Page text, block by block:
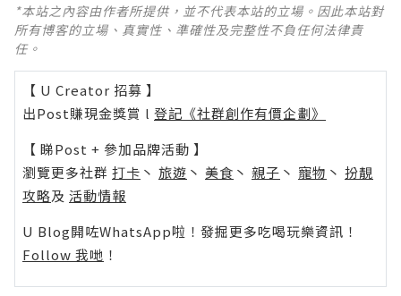
*本站之內容由作者所提供，並不代表本站的立場。因此本站對
所有博客的立場、真實性、準確性及完整性不負任何法律責
任。
【 U Creator 招募 】
出Post賺現金獎賞 l 登記《社群創作有價企劃》
【 睇Post + 參加品牌活動 】
瀏覽更多社群 打卡 丶 旅遊 丶 美食 丶 親子 丶 寵物 丶 扮靚
攻略及 活動情報
U Blog開咗WhatsApp啦！發掘更多吃喝玩樂資訊！
Follow 我哋 ！